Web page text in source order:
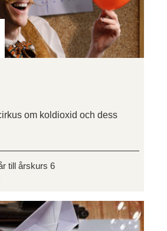
om koldioxid och dess
till årskurs 6